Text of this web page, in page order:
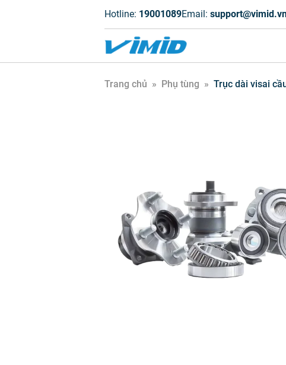
Hotline: 19001089Email:
Trang chủ » Phụ tùng » Trục dài visai